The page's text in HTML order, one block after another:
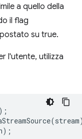
a quello della
il flag
su true.
l'utente, utilizza
(stream
);